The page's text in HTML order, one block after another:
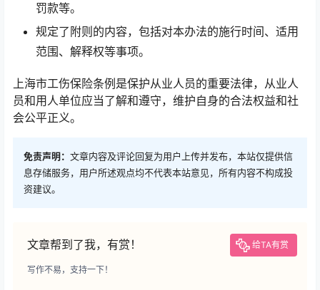
罚款等。
规定了附则的内容，包括对本办法的施行时间、适用
范围、解释权等事项。
上海市工伤保险条例是保护从业人员的重要法律，从业人
员和用人单位应当了解和遵守，维护自身的合法权益和社
会公平正义。
免责声明： 文章内容及评论回复为用户上传并发布，本站仅提供信
息存储服务，用户所述观点均不代表本站意见，所有内容不构成投
资建议。
文章帮到了我，有赏！ 给TA有赏
写作不易，支持一下！